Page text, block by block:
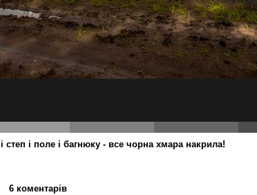
і степ і поле і багнюку - все чорна хмара накрила!
6 коментарів